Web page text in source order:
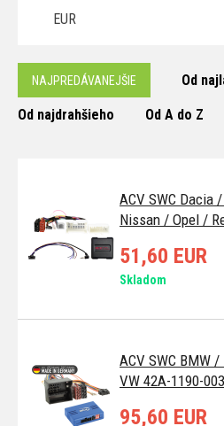
EUR
NAJPREDÁVANEJŠIE Od
Od najdrahšieho Od A do Z
ACV SWC Dacia
Nissan / Opel /
51,60 EUR
Skladom
ACV SWC BMW
VW 42A-1190-
95,60 EUR